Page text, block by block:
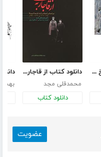
دانلود کتاب تاریخ سیاسی ایران باستان دانلود کتاب از قاجار به پهلوی
محمدقلی مجد
دانلود کتاب
بهمن
عضویت